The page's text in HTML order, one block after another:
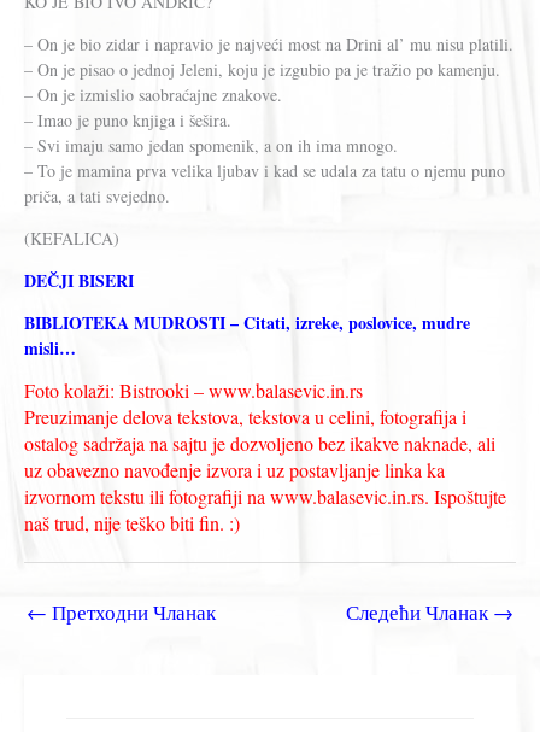
– On je bio zidar i napravio je najveći most na Drini al’ mu nisu platili.
– On je pisao o jednoj Jeleni, koju je izgubio pa je tražio po kamenju.
– On je izmislio saobraćajne znakove.
– Imao je puno knjiga i šešira.
– Svi imaju samo jedan spomenik, a on ih ima mnogo.
– To je mamina prva velika ljubav i kad se udala za tatu o njemu puno
priča, a tati svejedno.
(KEFALICA)
DEČJI BISERI
BIBLIOTEKA MUDROSTI – Citati, izreke, poslovice, mudre
misli…
Foto kolaži: Bistrooki – www.balasevic.in.rs
Preuzimanje delova tekstova, tekstova u celini, fotografija i
ostalog sadržaja na sajtu je dozvoljeno bez ikakve naknade, ali
uz obavezno navođenje izvora i uz postavljanje linka ka
izvornom tekstu ili fotografiji na www.balasevic.in.rs. Ispoštujte
naš trud, nije teško biti fin. :)
← Претходни Чланак Следећи Чланак→